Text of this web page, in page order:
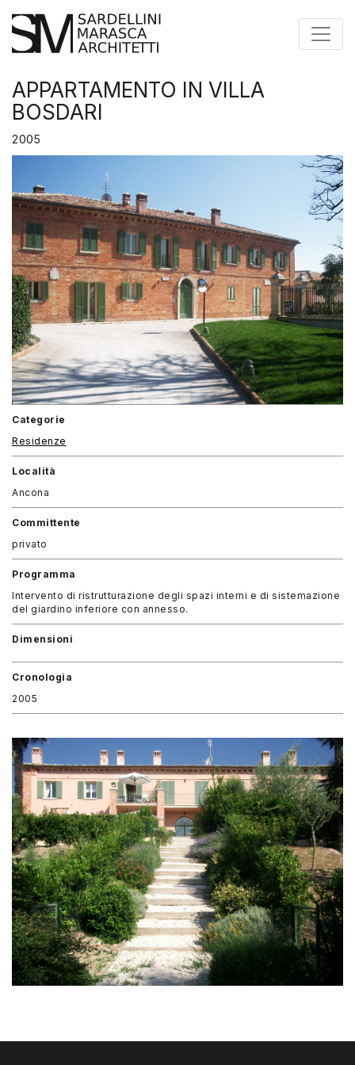
APPARTAMENTO IN VILLA
BOSDARI
2005
Categorie
Residenze
Località
Ancona
Committente
privato
Programma
Intervento di ristrutturazione degli spazi interni e di sistemazione
del giardino inferiore con annesso.
Dimensioni
Cronologia
2005